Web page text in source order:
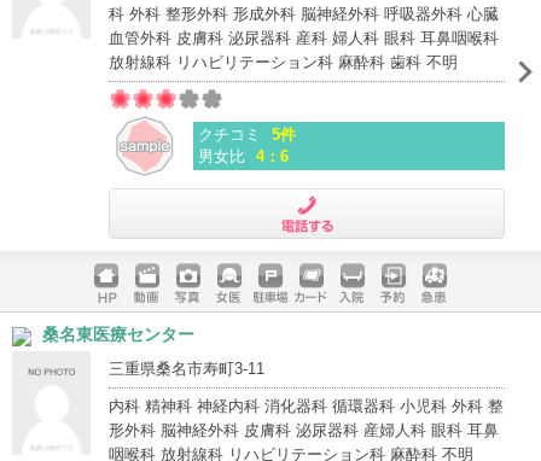
科 外科 整形外科 形成外科 脳神経外科 呼吸器外科 心臓
血管外科 皮膚科 泌尿器科 産科 婦人科 眼科 耳鼻咽喉科
放射線科 リハビリテーション科 麻酔科 歯科 不明
クチコミ
5件
男女比 4：6
ホームペ
ージ
動画 写真 女医 駐車場
クレジッ
入院 予約 急患
桑名東医療センター
三重県桑名市寿町3-11
内科 精神科 神経内科 消化器科 循環器科 小児科 外科 整
形外科 脳神経外科 皮膚科 泌尿器科 産婦人科 眼科 耳鼻
咽喉科 放射線科 リハビリテーション科 麻酔科 不明